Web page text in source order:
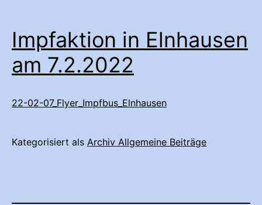
Impfaktion in Elnhausen
am 7.2.2022
22-02-07_Flyer_Impfbus_Elnhausen
Kategorisiert als Archiv Allgemeine Beiträge